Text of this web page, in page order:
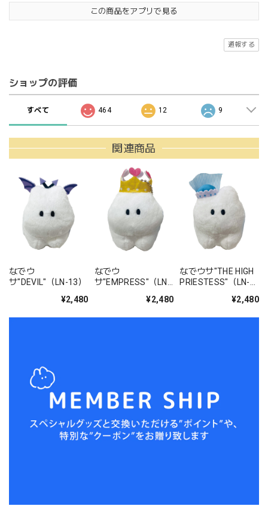
この商品をアプリで見る
通報する
ショップの評価
すべて 464 12 9
関連商品
なでウ
サ"DEVIL"（LN-13）
¥2,480
なでウ
サ"EMPRESS"（LN-
¥2,480
なでウサ"THE HIGH
PRIESTESS"（LN-
¥2,480